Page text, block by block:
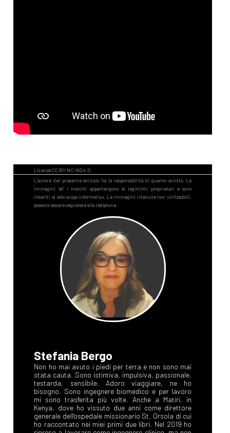
Stefania Bergo